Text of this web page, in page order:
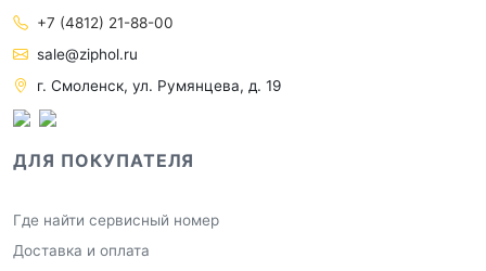
+7 (4812) 21-88-00
sale@ziphol.ru
г. Смоленск, ул. Румянцева, д. 19
ДЛЯ ПОКУПАТЕЛЯ
Где найти сервисный номер
Доставка и оплата